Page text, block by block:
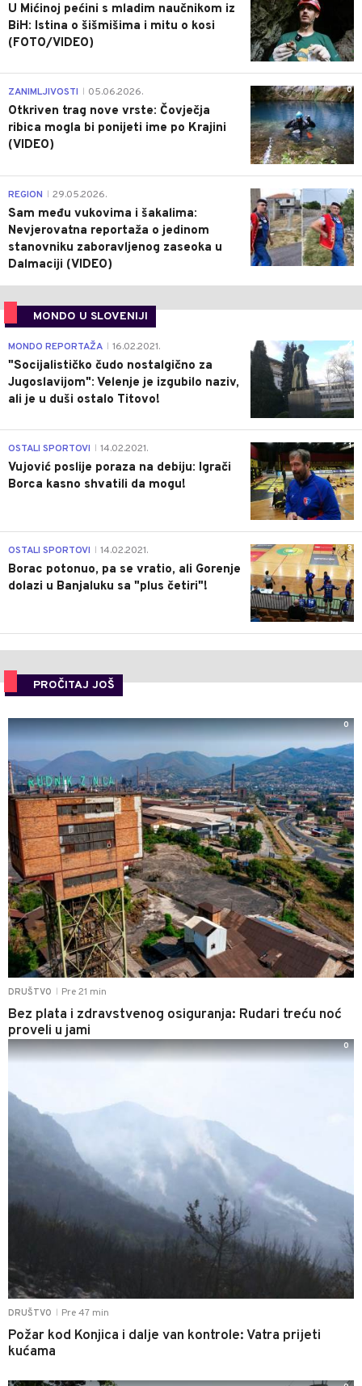
U Mićinoj pećini s mladim naučnikom iz
BiH: Istina o šišmišima i mitu o kosi
(FOTO/VIDEO)
0
ZANIMLJIVOSTI 05.06.2026.
Otkriven trag nove vrste: Čovječja
ribica mogla bi ponijeti ime po Krajini
(VIDEO)
0
REGION 29.05.2026.
Sam među vukovima i šakalima:
Nevjerovatna reportaža o jedinom
stanovniku zaboravljenog zaseoka u
Dalmaciji (VIDEO)
MONDO U SLOVENIJI
4
MONDO REPORTAŽA 16.02.2021.
"Socijalističko čudo nostalgično za
Jugoslavijom": Velenje je izgubilo naziv,
ali je u duši ostalo Titovo!
1
OSTALI SPORTOVI 14.02.2021.
Vujović poslije poraza na debiju: Igrači
Borca kasno shvatili da mogu!
3
OSTALI SPORTOVI 14.02.2021.
Borac potonuo, pa se vratio, ali Gorenje
dolazi u Banjaluku sa "plus četiri"!
PROČITAJ JOŠ
DRUŠTVO Pre 21 min
Bez plata i zdravstvenog osiguranja: Rudari treću noć
proveli u jami
0
DRUŠTVO Pre 47 min
Požar kod Konjica i dalje van kontrole: Vatra prijeti
kućama
0